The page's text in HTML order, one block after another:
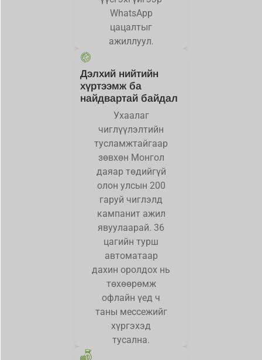
WhatsApp
цацалтыг
ажиллуул.
Дэлхий нийтийн
хүртээмж ба
найдвартай байдал
Ухаалаг
чиглүүлэлтийн
тусламжтайгаар
зөвхөн Монгол
даяар төдийгүй
олон улсын 200
гаруй чиглэлд
кампанит ажил
явуулаарай. 36
цагийн турш
автоматаар
дахин оролдох нь
төхөөрөмж
офлайн үед ч
таны мессежийг
хүргэхэд
тусална.